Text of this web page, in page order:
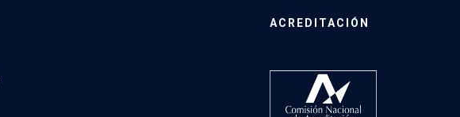
ACREDITACIÓN